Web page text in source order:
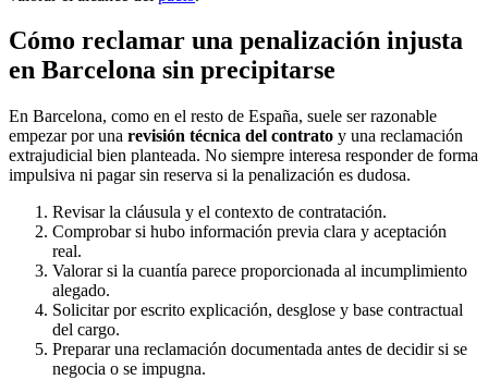
Cómo reclamar una penalización injusta
en Barcelona sin precipitarse
En Barcelona, como en el resto de España, suele ser razonable
empezar por una revisión técnica del contrato y una reclamación
extrajudicial bien planteada. No siempre interesa responder de forma
impulsiva ni pagar sin reserva si la penalización es dudosa.
Revisar la cláusula y el contexto de contratación.
Comprobar si hubo información previa clara y aceptación
real.
Valorar si la cuantía parece proporcionada al incumplimiento
alegado.
Solicitar por escrito explicación, desglose y base contractual
del cargo.
Preparar una reclamación documentada antes de decidir si se
negocia o se impugna.